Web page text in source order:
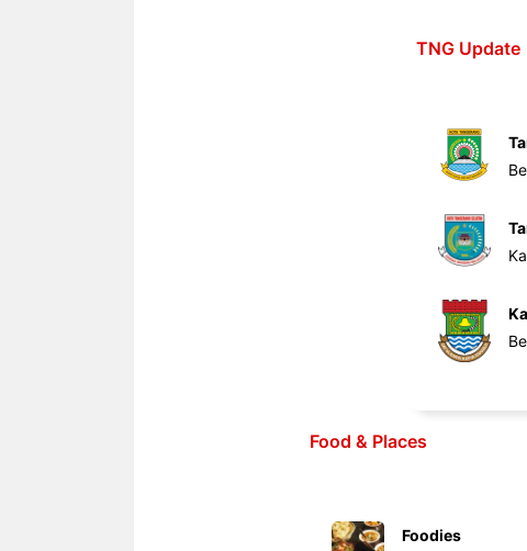
TNG Update
Food & Places
Foodies